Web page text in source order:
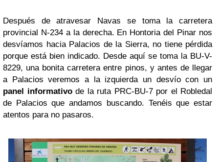
Después de atravesar Navas se toma la carretera
provincial N-234 a la derecha. En Hontoria del Pinar nos
desvíamos hacia Palacios de la Sierra, no tiene pérdida
porque está bien indicado. Desde aquí se toma la BU-V-
8229, una bonita carretera entre pinos, y antes de llegar
a Palacios veremos a la izquierda un desvío con un
panel informativode la ruta PRC-BU-7 por el Robledal
de Palacios que andamos buscando. Tenéis que estar
atentos para no pasaros.